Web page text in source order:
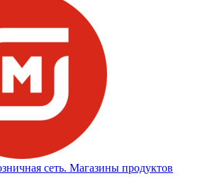
сеть. Магазины продуктов